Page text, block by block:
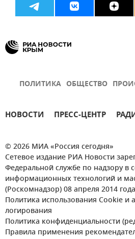
ПОЛИТИКА ОБЩЕСТВО
НОВОСТИ ПРЕСС-ЦЕНТР
© 2026 МИА «Россия сегодня»
Сетевое издание РИА Новости
Федеральной службе по надзору в
информационных технологий и
(Роскомнадзор) 08 апреля 2014
Политика использования Cookie и
логирования
Политика конфиденциальности
Правила применения